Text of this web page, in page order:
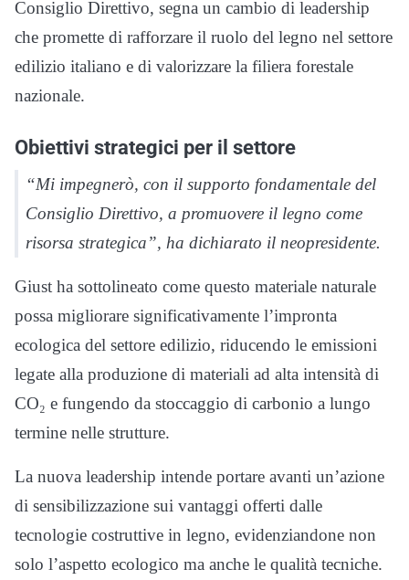
Consiglio Direttivo, segna un cambio di leadership
che promette di rafforzare il ruolo del legno nel settore
edilizio italiano e di valorizzare la filiera forestale
nazionale.
Obiettivi strategici per il settore
“Mi impegnerò, con il supporto fondamentale del
Consiglio Direttivo, a promuovere il legno come
risorsa strategica”, ha dichiarato il neopresidente.
Giust ha sottolineato come questo materiale naturale
possa migliorare significativamente l’impronta
ecologica del settore edilizio, riducendo le emissioni
legate alla produzione di materiali ad alta intensità di
CO₂ e fungendo da stoccaggio di carbonio a lungo
termine nelle strutture.
La nuova leadership intende portare avanti un’azione
di sensibilizzazione sui vantaggi offerti dalle
tecnologie costruttive in legno, evidenziandone non
solo l’aspetto ecologico ma anche le qualità tecniche.